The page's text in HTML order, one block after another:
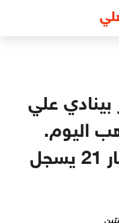
بينادي علي
اليوم.
الاثنين 27 يناير.. عيار 21 يسجل